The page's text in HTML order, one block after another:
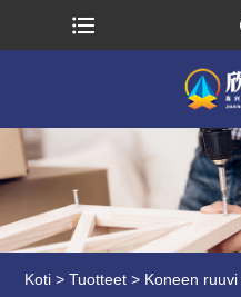
Koti > Tuotteet > Koneen ruuvi